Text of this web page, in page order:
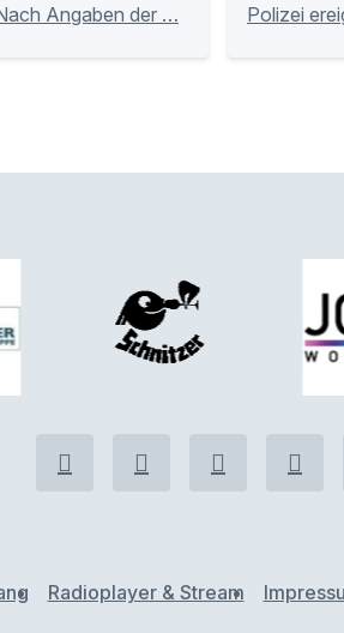
Angaben der …
Polizei
Radioplayer & Stream